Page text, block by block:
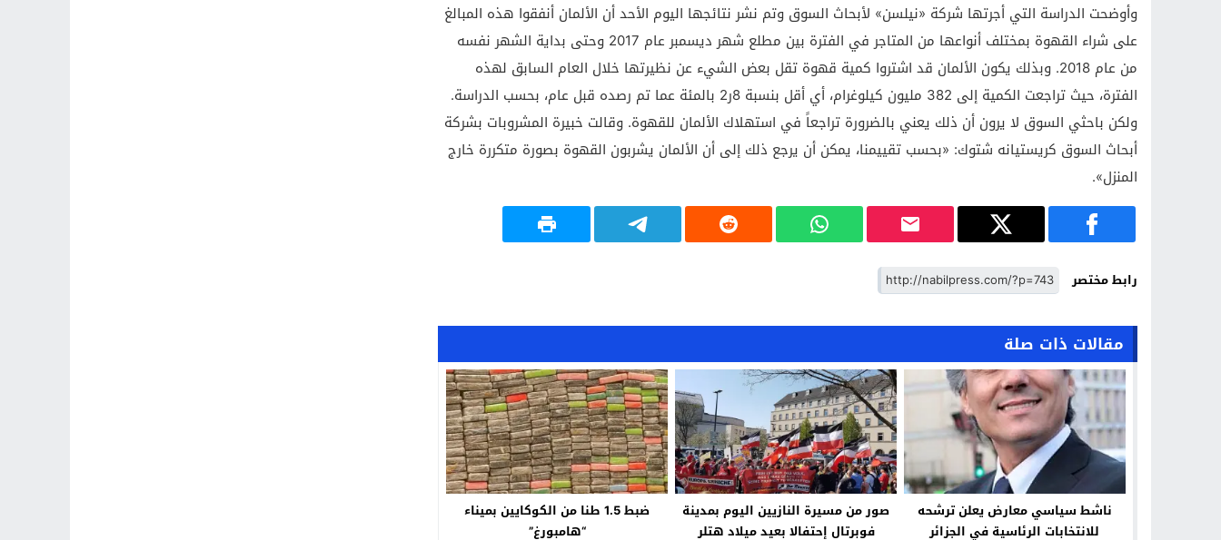
وأوضحت الدراسة التي أجرتها شركة «نيلسن» لأبحاث السوق وتم نشر نتائجها اليوم الأحد أن الألمان أنفقوا هذه المبالغ
على شراء القهوة بمختلف أنواعها من المتاجر في الفترة بين مطلع شهر ديسمبر عام 2017 وحتى بداية الشهر نفسه
من عام 2018. وبذلك يكون الألمان قد اشتروا كمية قهوة تقل بعض الشيء عن نظيرتها خلال العام السابق لهذه
الفترة، حيث تراجعت الكمية إلى 382 مليون كيلوغرام، أي أقل بنسبة 8ر2 بالمئة عما تم رصده قبل عام، بحسب الدراسة.
ولكن باحثي السوق لا يرون أن ذلك يعني بالضرورة تراجعاً في استهلاك الألمان للقهوة. وقالت خبيرة المشروبات بشركة
أبحاث السوق كريستيانه شتوك: «بحسب تقييمنا، يمكن أن يرجع ذلك إلى أن الألمان يشربون القهوة بصورة متكررة خارج
المنزل».
رابط مختصر
مقالات ذات صلة
ناشط سياسي معارض يعلن ترشحه
للانتخابات الرئاسية في الجزائر
صور من مسيرة النازيين اليوم بمدينة
فوبرتال إحتفالا بعيد ميلاد هتلر
ضبط 1.5 طنا من الكوكايين بميناء
“هامبورغ”